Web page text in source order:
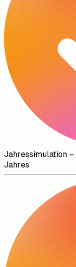
Jahressimulation –
Jahres